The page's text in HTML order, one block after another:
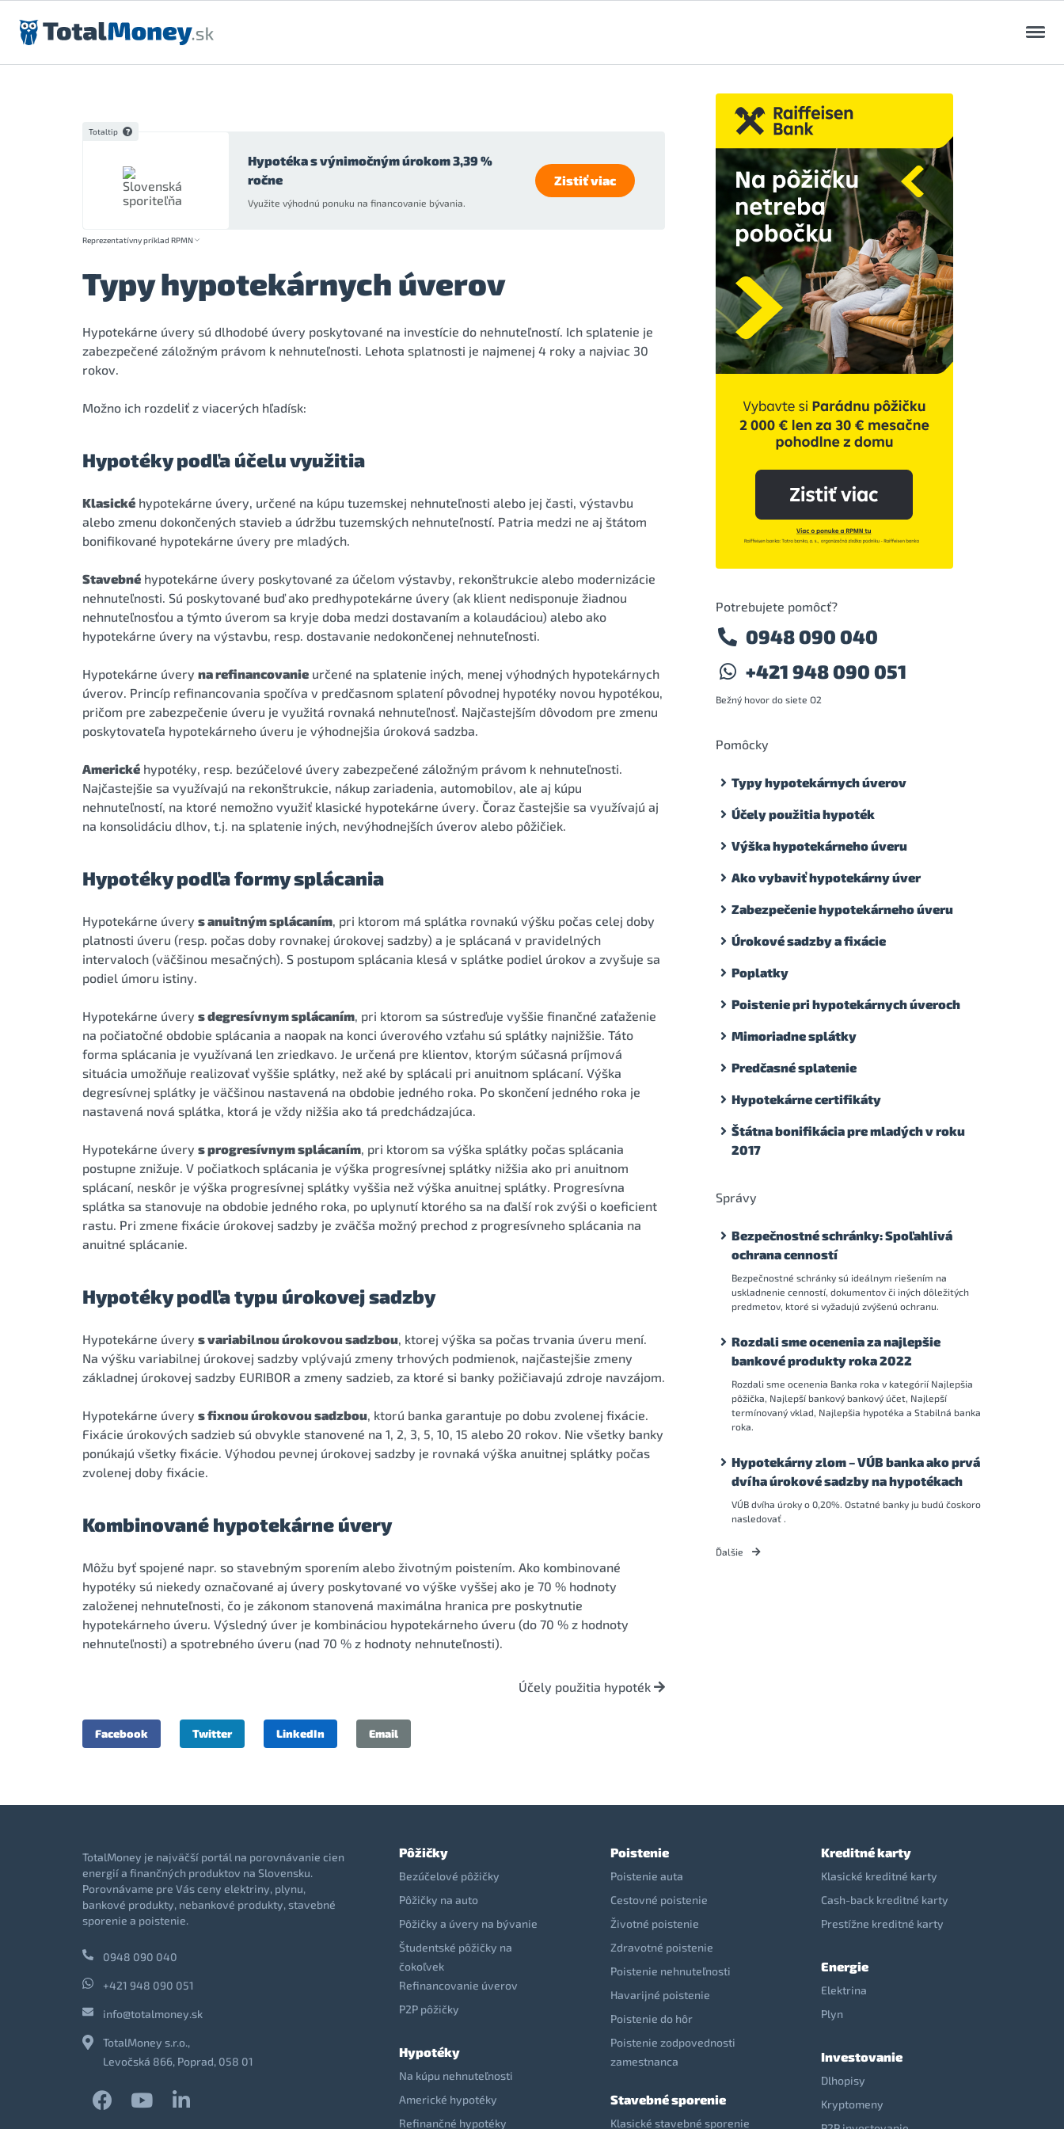
Preskočiť na obsah
Totaltip
Hypotéka s výnimočným úrokom 3,39 %
ročne
Využite výhodnú ponuku na financovanie bývania.
Zistiť viac
Reprezentatívny príklad RPMN
Typy hypotekárnych úverov
Hypotekárne úvery sú dlhodobé úvery poskytované na investície do nehnuteľností. Ich splatenie je
zabezpečené záložným právom k nehnuteľnosti. Lehota splatnosti je najmenej 4 roky a najviac 30
rokov.
Možno ich rozdeliť z viacerých hľadísk:
Hypotéky podľa účelu využitia
Klasické hypotekárne úvery, určené na kúpu tuzemskej nehnuteľnosti alebo jej časti, výstavbu
alebo zmenu dokončených stavieb a údržbu tuzemských nehnuteľností. Patria medzi ne aj štátom
bonifikované hypotekárne úvery pre mladých.
Stavebné hypotekárne úvery poskytované za účelom výstavby, rekonštrukcie alebo modernizácie
nehnuteľnosti. Sú poskytované buď ako predhypotekárne úvery (ak klient nedisponuje žiadnou
nehnuteľnosťou a týmto úverom sa kryje doba medzi dostavaním a kolaudáciou) alebo ako
hypotekárne úvery na výstavbu, resp. dostavanie nedokončenej nehnuteľnosti.
Hypotekárne úvery na refinancovanie určené na splatenie iných, menej výhodných hypotekárnych
úverov. Princíp refinancovania spočíva v predčasnom splatení pôvodnej hypotéky novou hypotékou,
pričom pre zabezpečenie úveru je využitá rovnaká nehnuteľnosť. Najčastejším dôvodom pre zmenu
poskytovateľa hypotekárneho úveru je výhodnejšia úroková sadzba.
Americké hypotéky, resp. bezúčelové úvery zabezpečené záložným právom k nehnuteľnosti.
Najčastejšie sa využívajú na rekonštrukcie, nákup zariadenia, automobilov, ale aj kúpu
nehnuteľností, na ktoré nemožno využiť klasické hypotekárne úvery. Čoraz častejšie sa využívajú aj
na konsolidáciu dlhov, t.j. na splatenie iných, nevýhodnejších úverov alebo pôžičiek.
Hypotéky podľa formy splácania
Hypotekárne úvery s anuitným splácaním, pri ktorom má splátka rovnakú výšku počas celej doby
platnosti úveru (resp. počas doby rovnakej úrokovej sadzby) a je splácaná v pravidelných
intervaloch (väčšinou mesačných). S postupom splácania klesá v splátke podiel úrokov a zvyšuje sa
podiel úmoru istiny.
Hypotekárne úvery s degresívnym splácaním, pri ktorom sa sústreďuje vyššie finančné zaťaženie
na počiatočné obdobie splácania a naopak na konci úverového vzťahu sú splátky najnižšie. Táto
forma splácania je využívaná len zriedkavo. Je určená pre klientov, ktorým súčasná príjmová
situácia umožňuje realizovať vyššie splátky, než aké by splácali pri anuitnom splácaní. Výška
degresívnej splátky je väčšinou nastavená na obdobie jedného roka. Po skončení jedného roka je
nastavená nová splátka, ktorá je vždy nižšia ako tá predchádzajúca.
Hypotekárne úvery s progresívnym splácaním, pri ktorom sa výška splátky počas splácania
postupne znižuje. V počiatkoch splácania je výška progresívnej splátky nižšia ako pri anuitnom
splácaní, neskôr je výška progresívnej splátky vyššia než výška anuitnej splátky. Progresívna
splátka sa stanovuje na obdobie jedného roka, po uplynutí ktorého sa na ďalší rok zvýši o koeficient
rastu. Pri zmene fixácie úrokovej sadzby je zväčša možný prechod z progresívneho splácania na
anuitné splácanie.
Hypotéky podľa typu úrokovej sadzby
Hypotekárne úvery s variabilnou úrokovou sadzbou, ktorej výška sa počas trvania úveru mení.
Na výšku variabilnej úrokovej sadzby vplývajú zmeny trhových podmienok, najčastejšie zmeny
základnej úrokovej sadzby EURIBOR a zmeny sadzieb, za ktoré si banky požičiavajú zdroje navzájom.
Hypotekárne úvery s fixnou úrokovou sadzbou, ktorú banka garantuje po dobu zvolenej fixácie.
Fixácie úrokových sadzieb sú obvykle stanovené na 1, 2, 3, 5, 10, 15 alebo 20 rokov. Nie všetky banky
ponúkajú všetky fixácie. Výhodou pevnej úrokovej sadzby je rovnaká výška anuitnej splátky počas
zvolenej doby fixácie.
Kombinované hypotekárne úvery
Môžu byť spojené napr. so stavebným sporením alebo životným poistením. Ako kombinované
hypotéky sú niekedy označované aj úvery poskytované vo výške vyššej ako je 70 % hodnoty
založenej nehnuteľnosti, čo je zákonom stanovená maximálna hranica pre poskytnutie
hypotekárneho úveru. Výsledný úver je kombináciou hypotekárneho úveru (do 70 % z hodnoty
nehnuteľnosti) a spotrebného úveru (nad 70 % z hodnoty nehnuteľnosti).
Účely použitia hypoték
Facebook Twitter LinkedIn Email
Potrebujete pomôcť?
0948 090 040
+421 948 090 051
Bežný hovor do siete O2
Pomôcky
Typy hypotekárnych úverov
Účely použitia hypoték
Výška hypotekárneho úveru
Ako vybaviť hypotekárny úver
Zabezpečenie hypotekárneho úveru
Úrokové sadzby a fixácie
Poplatky
Poistenie pri hypotekárnych úveroch
Mimoriadne splátky
Predčasné splatenie
Hypotekárne certifikáty
Štátna bonifikácia pre mladých v roku
2017
Správy
Bezpečnostné schránky: Spoľahlivá
ochrana cenností
Bezpečnostné schránky sú ideálnym riešením na
uskladnenie cenností, dokumentov či iných dôležitých
predmetov, ktoré si vyžadujú zvýšenú ochranu.
Rozdali sme ocenenia za najlepšie
bankové produkty roka 2022
Rozdali sme ocenenia Banka roka v kategórií Najlepšia
pôžička, Najlepší bankový bankový účet, Najlepší
termínovaný vklad, Najlepšia hypotéka a Stabilná banka
roka.
Hypotekárny zlom – VÚB banka ako prvá
dvíha úrokové sadzby na hypotékach
VÚB dvíha úroky o 0,20%. Ostatné banky ju budú čoskoro
nasledovať .
Ďalšie
Pôžičky
Bezúčelové pôžičky
Pôžičky na auto
Pôžičky a úvery na bývanie
Študentské pôžičky na
čokoľvek
Refinancovanie úverov
P2P pôžičky
Hypotéky
Na kúpu nehnuteľnosti
Americké hypotéky
Refinančné hypotéky
Poistenie
Poistenie auta
Cestovné poistenie
Životné poistenie
Zdravotné poistenie
Poistenie nehnuteľnosti
Havarijné poistenie
Poistenie do hôr
Poistenie zodpovednosti
zamestnanca
Stavebné sporenie
Klasické stavebné sporenie
Kreditné karty
Klasické kreditné karty
Cash-back kreditné karty
Prestížne kreditné karty
Energie
Elektrina
Plyn
Investovanie
Dlhopisy
Kryptomeny
TotalMoney je najväčší portál na porovnávanie cien
energií a finančných produktov na Slovensku.
Porovnávame pre Vás ceny elektriny, plynu,
bankové produkty, nebankové produkty, stavebné
sporenie a poistenie.
0948 090 040
+421 948 090 051
info@totalmoney.sk
TotalMoney s.r.o.,
Levočská 866, Poprad, 058 01